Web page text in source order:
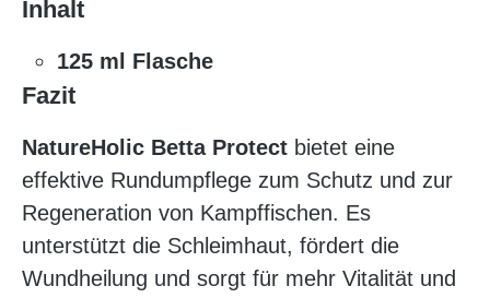
Inhalt
125 ml Flasche
Fazit
NatureHolic Betta Protect bietet eine
effektive Rundumpflege zum Schutz und zur
Regeneration von Kampffischen. Es
unterstützt die Schleimhaut, fördert die
Wundheilung und sorgt für mehr Vitalität und